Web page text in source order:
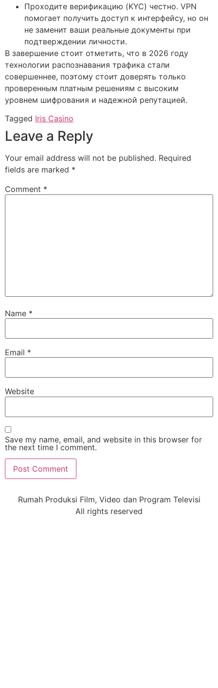
Проходите верификацию (KYC) честно. VPN
помогает получить доступ к интерфейсу, но он
не заменит ваши реальные документы при
подтверждении личности.
В завершение стоит отметить, что в 2026 году
технологии распознавания трафика стали
совершеннее, поэтому стоит доверять только
проверенным платным решениям с высоким
уровнем шифрования и надежной репутацией.
Tagged Iris Casino
Leave a Reply
Your email address will not be published. Required
fields are marked *
Comment *
Name *
Email *
Website
Save my name, email, and website in this browser for
the next time I comment.
Rumah Produksi Film, Video dan Program Televisi
All rights reserved